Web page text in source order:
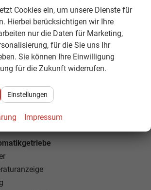
(VOLL)
Funktion
Cookies ein, um unsere Dienste für
Hierbei berücksichtigen wir Ihre
nur die Daten für Marketing,
für die Sie uns Ihr
Sie können Ihre Einwilligung
für die Zukunft widerrufen.
Einstellungen
Impressum